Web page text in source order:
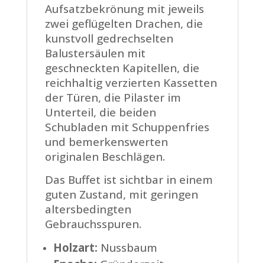
Aufsatzbekrönung mit jeweils
zwei geflügelten Drachen, die
kunstvoll gedrechselten
Balustersäulen mit
geschneckten Kapitellen, die
reichhaltig verzierten Kassetten
der Türen, die Pilaster im
Unterteil, die beiden
Schubladen mit Schuppenfries
und bemerkenswerten
originalen Beschlägen.
Das Buffet ist sichtbar in einem
guten Zustand, mit geringen
altersbedingten
Gebrauchsspuren.
Holzart: Nussbaum